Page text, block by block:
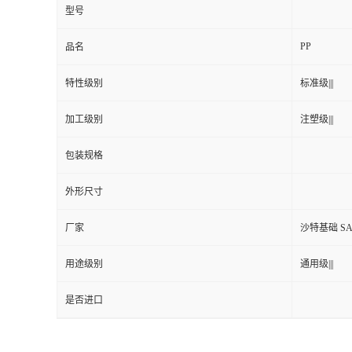
型号
品名 PP
特性级别 标准级|||
加工级别 注塑级|||
包装规格
外形尺寸
厂家 沙特基础
用途级别 通用级|||
是否进口